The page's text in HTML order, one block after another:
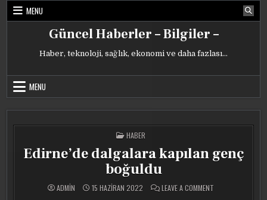
Skip
MENU
Güncel Haberler – Bilgiler –
Haber, teknoloji, sağlık, ekonomi ve daha fazlası…
MENU
POSTED
IN
HABER
Edirne’de dalgalara kapılan genç
boğuldu
ADMIN 15 HAZIRAN 2022 LEAVE A COMMENTON